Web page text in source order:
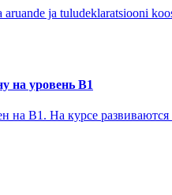
ja tuludeklaratsiooni
на уровень B1
на В1. На курсе